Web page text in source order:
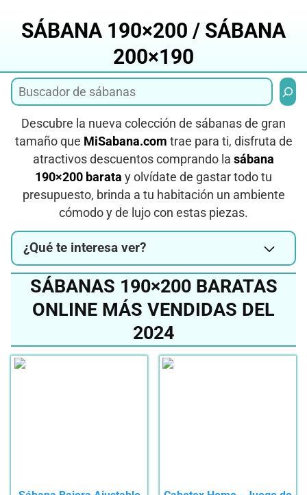
contenidoSÁBANA 190×200 / SÁBANA
200×190
Descubre la nueva colección de sábanas de gran
tamaño que MiSabana.com trae para ti, disfruta de
atractivos descuentos comprando la sábana
190×200 barata y olvídate de gastar todo tu
presupuesto, brinda a tu habitación un ambiente
cómodo y de lujo con estas piezas.
¿Qué te interesa ver?
SÁBANAS 190×200 BARATAS
ONLINE MÁS VENDIDAS DEL
2024